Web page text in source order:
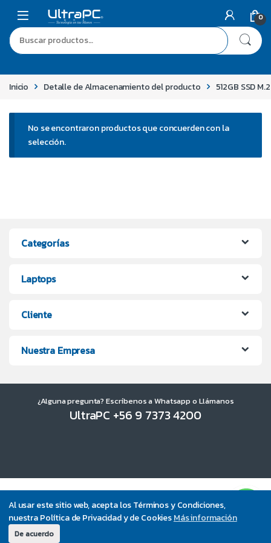
Al usar este sitio web, acepta los Términos y Condiciones,
nuestra Política de Privacidad y de CookiesMás información
De acuerdo
0
Inicio Detalle de Almacenamiento del producto 512GB SSD
No se encontraron productos que concuerden con la
selección.
Categorías
Laptops
Cliente
Nuestra Empresa
¿Alguna pregunta? Escríbenos a Whatsapp o Llámanos
UltraPC +56 9 7373 4200